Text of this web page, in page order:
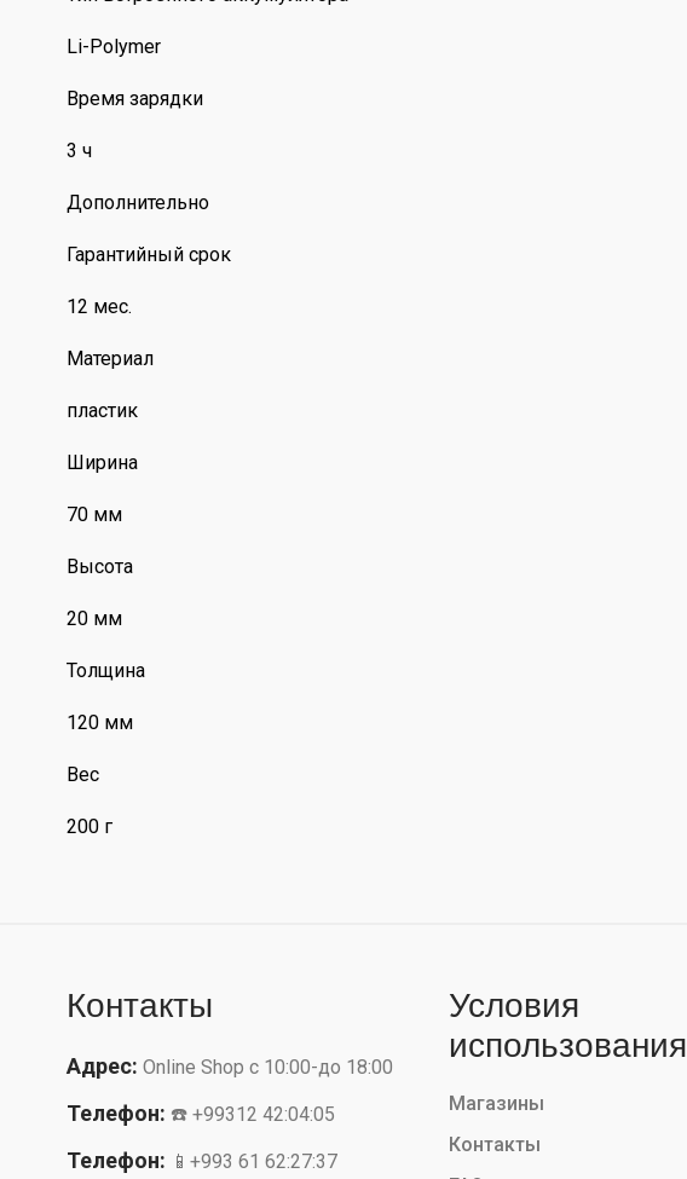
Li-Polymer
Время зарядки
3 ч
Дополнительно
Гарантийный срок
12 мес.
Материал
пластик
Ширина
70 мм
Высота
20 мм
Толщина
120 мм
Вес
200 г
Контакты
Адрес: Online Shop с 10:00-до 18:00
Телефон: ☎️ +99312 42:04:05
Телефон: 📱+993 61 62:27:37
Условия
использования
Магазины
Контакты